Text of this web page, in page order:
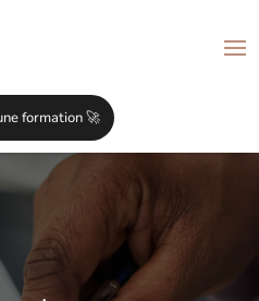
formation 🚀